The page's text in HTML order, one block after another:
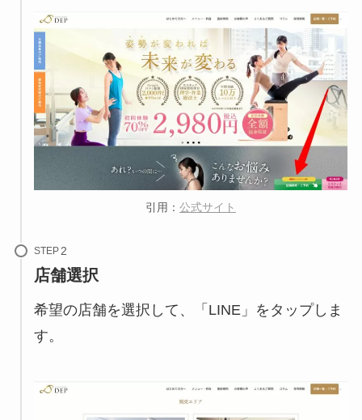
引用： 公式サイト
STEP
店舗選択
希望の店舗を選択して、「LINE」をタップしま
す。